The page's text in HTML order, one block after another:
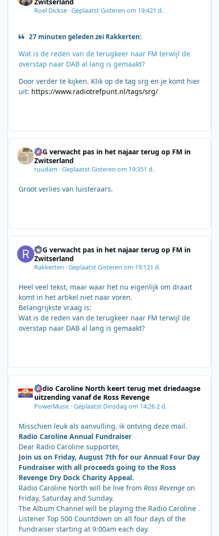
Roel Dickse ·GeplaatstGisteren om 19:421 d.
27 minuten geleden zei Rakkerten:
Wat is de reden van de terugkeer naar FM terwijl de
overstap naar DAB al lang is gemaakt?
Door verder te kijken. Klik op de tag srg en je komt hier
uit: https://www.radiotrefpunt.nl/tags/srg/
SRG verwacht pas in het najaar terug op FM in
Zwitserland
ruudam ·GeplaatstGisteren om 19:351 d.
Groot verlies van luisteraars.
SRG verwacht pas in het najaar terug op FM in
Zwitserland
Rakkerten ·GeplaatstGisteren om 19:121 d.
Heel veel tekst, maar waar het nu eigenlijk om draait
komt in het artikel niet naar voren.
Belangrijkste vraag is:
Wat is de reden van de terugkeer naar FM terwijl de
overstap naar DAB al lang is gemaakt?
Radio Caroline North keert terug met driedaagse
uitzending vanaf de Ross Revenge
PowerMusic ·Geplaatst Dinsdag om 14:262 d.
Misschien leuk als aanvulling. ik ontving deze mail.
Radio Caroline Annual Fundraiser
Dear Radio Caroline supporter,
Join us on Friday, August 7th for our Annual Four Day
Fundraiser with all proceeds going to the Ross
Revenge Dry Dock Charity Appeal.
Radio Caroline North will be live from Ross Revenge on
Friday, Saturday and Sunday.
The Album Channel will be playing the Radio Caroline
Listener Top 500 Countdown on all four days of the
Fundraiser starting at 9:00am each day.